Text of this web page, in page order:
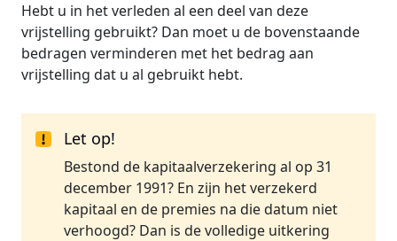
Hebt u in het verleden al een deel van deze
vrijstelling gebruikt? Dan moet u de bovenstaande
bedragen verminderen met het bedrag aan
vrijstelling dat u al gebruikt hebt.
Let op!
Bestond de kapitaalverzekering al op 31
december 1991? En zijn het verzekerd
kapitaal en de premies na die datum niet
verhoogd? Dan is de volledige uitkering